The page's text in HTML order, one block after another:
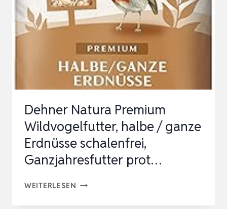
PROTEINREICH/ENERGIEREICH,
HOCHWER…
Dehner Natura Premium
Wildvogelfutter, halbe / ganze
Erdnüsse schalenfrei,
Ganzjahresfutter prot…
WEITERLESEN DEHNER